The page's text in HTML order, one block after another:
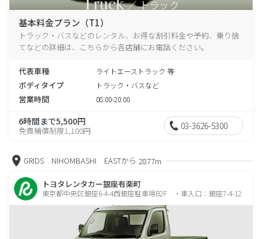
基本料金プラン（T1）
トラック・バスなどのレンタル、お得な割引料金や予約、乗り捨
てなどの詳細は、こちらから各店舗にお電話ください。
代表車種 ライトエーストラック 等
ボディタイプ トラック・バスなど
営業時間 08:00-20:00
6時間まで5,500円
免責補償制度1,100円 03-3626-5300
GRIDS NIHOMBASHI EASTから 2877m
トヨタレンタカー銀座有楽町
東京都中央区銀座6-4-4西銀座駐車場B2F ・車入口：銀座7-4-12